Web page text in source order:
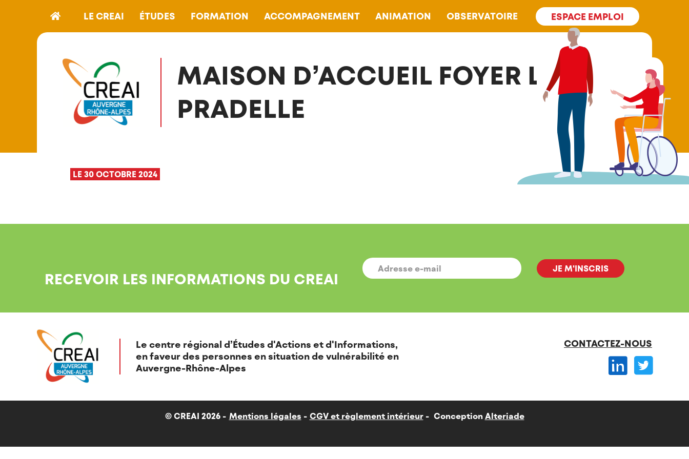
LE CREAI ÉTUDES FORMATION ACCOMPAGNEMENT ANIMATION OBSERVATOIRE ESPACE EMPLOI
MAISON D’ACCUEIL FOYER LA
PRADELLE
LE 30 OCTOBRE 2024
RECEVOIR LES INFORMATIONS DU CREAI
E-
MAIL *
Le centre régional d’Études d'Actions et d'Informations,
en faveur des personnes en situation de vulnérabilité en
Auvergne-Rhône-Alpes
CONTACTEZ-NOUS
© CREAI 2026 - Mentions légales CGV et règlement intérieur Conception Alteriade